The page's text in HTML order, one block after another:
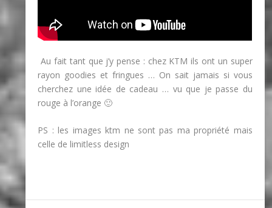
Au fait tant que j’y pense : chez KTM ils ont un super
rayon goodies et fringues … On sait jamais si vous
cherchez une idée de cadeau … vu que je passe du
rouge à l’orange 🙂
PS : les images ktm ne sont pas ma propriété mais
celle de limitless design